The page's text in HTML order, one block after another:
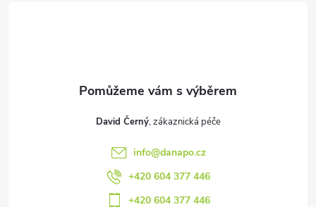
David Černý
info@danapo.cz
+420 604 377 446
+420 604 377 446